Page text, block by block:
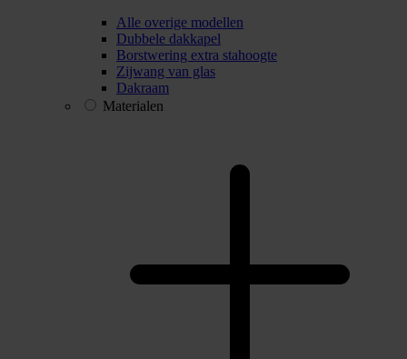
Alle overige modellen
Dubbele dakkapel
Borstwering extra stahoogte
Zijwang van glas
Dakraam
Materialen